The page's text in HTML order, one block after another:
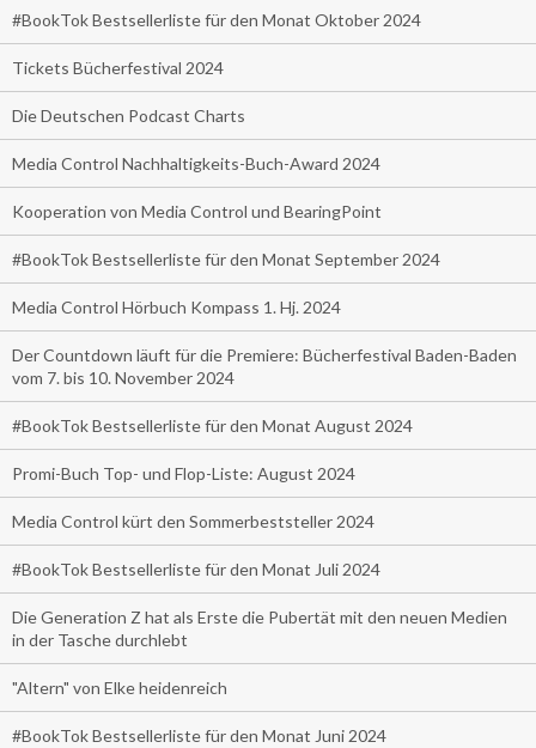
#BookTok Bestsellerliste für den Monat Oktober 2024
Tickets Bücherfestival 2024
Die Deutschen Podcast Charts
Media Control Nachhaltigkeits-Buch-Award 2024
Kooperation von Media Control und BearingPoint
#BookTok Bestsellerliste für den Monat September 2024
Media Control Hörbuch Kompass 1. Hj. 2024
Der Countdown läuft für die Premiere: Bücherfestival Baden-Baden
vom 7. bis 10. November 2024
#BookTok Bestsellerliste für den Monat August 2024
Promi-Buch Top- und Flop-Liste: August 2024
Media Control kürt den Sommerbeststeller 2024
#BookTok Bestsellerliste für den Monat Juli 2024
Die Generation Z hat als Erste die Pubertät mit den neuen Medien
in der Tasche durchlebt
"Altern" von Elke heidenreich
#BookTok Bestsellerliste für den Monat Juni 2024